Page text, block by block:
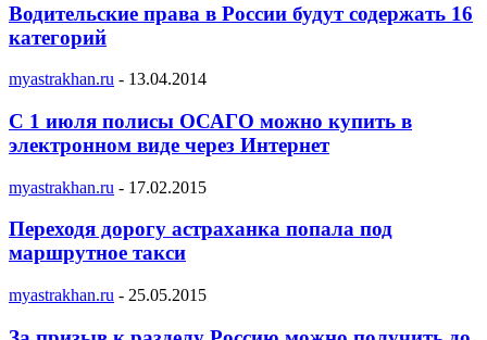
Водительские права в России будут содержать 16
категорий
myastrakhan.ru - 13.04.2014
С 1 июля полисы ОСАГО можно купить в
электронном виде через Интернет
myastrakhan.ru - 17.02.2015
Переходя дорогу астраханка попала под
маршрутное такси
myastrakhan.ru - 25.05.2015